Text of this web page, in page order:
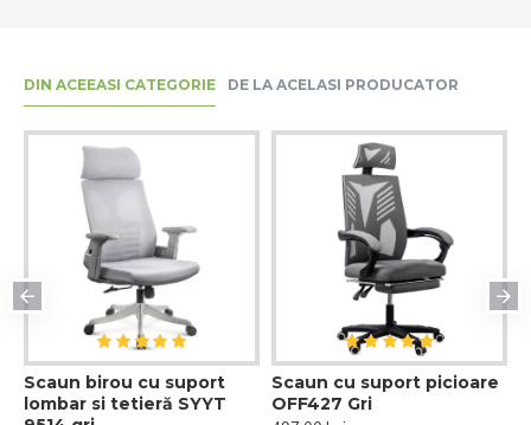
DIN ACEEASI CATEGORIE DE LA ACELASI PRODUCATOR
Scaun birou cu suport
lombar si tetieră SYYT
Scaun cu suport picioare
OFF427 Gri